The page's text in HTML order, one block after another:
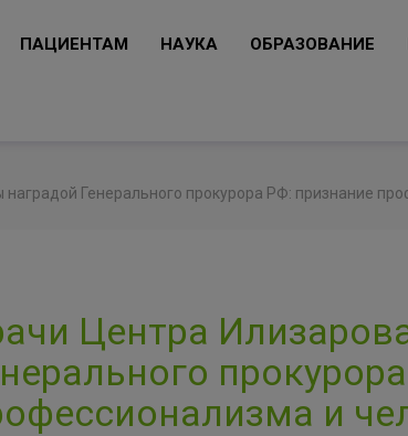
ПАЦИЕНТАМ НАУКА ОБРАЗОВАНИЕ
Генерального прокурора РФ: признание
Центра
и